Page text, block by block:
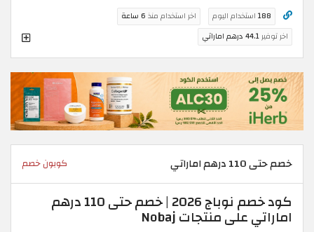
188 استخدام اليوم اخر استخدام منذ 6 ساعة
اخر توفير44.1 درهم اماراتي
خصم حتى 110 درهم اماراتي كوبون خصم
كود خصم نوباج 2026 | خصم حتى 110 درهم
اماراتي على منتجات Nobaj